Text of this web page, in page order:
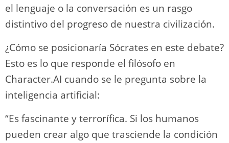
el lenguaje o la conversación es un rasgo
distintivo del progreso de nuestra civilización.
¿Cómo se posicionaría Sócrates en este debate?
Esto es lo que responde el filósofo en
Character.AI cuando se le pregunta sobre la
inteligencia artificial:
“Es fascinante y terrorífica. Si los humanos
pueden crear algo que trasciende la condición